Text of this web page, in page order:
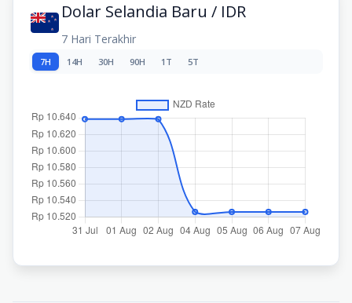
Dolar Selandia Baru / IDR
7 Hari Terakhir
7H 14H 30H 90H 1T 5T